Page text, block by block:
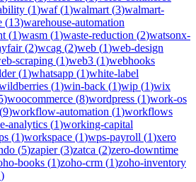
(1)waf(1)walmart (3)walmart-
(13)warehouse-automation
(1)wasm (1)waste-reduction (2)watsonx-
(2)wcag (2)web (1)web-design
scraping (1)web3 (1)webhooks
(1)whatsapp (1)white-label
(1)win-back (1)wip (1)wix
)woocommerce (8)wordpress (1)work-os
(9)workflow-automation (1)workflows
analytics (1)working-capital
(1)workspace (1)wps-payroll (1)xero
(5)zapier(3)zatca (2)zero-downtime
books (1)zoho-crm (1)zoho-inventory
)